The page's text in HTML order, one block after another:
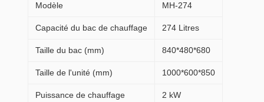
Modèle MH-274
Capacité du bac de chauffage 274 Litres
Taille du bac (mm) 840*480*680
Taille de l'unité (mm) 1000*600*850
Puissance de chauffage 2 kW